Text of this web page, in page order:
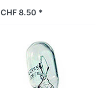
CHF 8.50 *